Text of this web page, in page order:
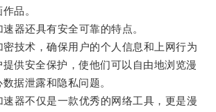
品。
还具有安全可靠的特点。
术，确保用户的个人信息和上网行为
供安全保护，使他们可以自由地浏览漫
据泄露和隐私问题。
不仅是一款优秀的网络工具，更是漫